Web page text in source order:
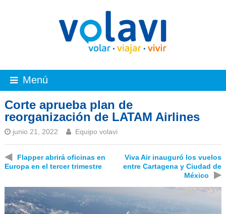
Menú
Corte aprueba plan de
reorganización de LATAM Airlines
junio 21, 2022 Equipo volavi
◀
Flapper abrirá oficinas en
Europa en el tercer trimestre
Viva Air inauguró los vuelos
entre Cartagena y Ciudad de
México
▶